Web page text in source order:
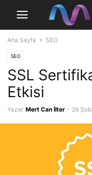
Ana Sayfa SEO
SEO
SSL
Etkisi
Yazar Mert Can İlter - 26